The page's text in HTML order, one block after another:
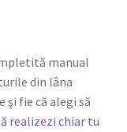
manual
din lâna
şi fie că alegi să
realizezi chiar tu